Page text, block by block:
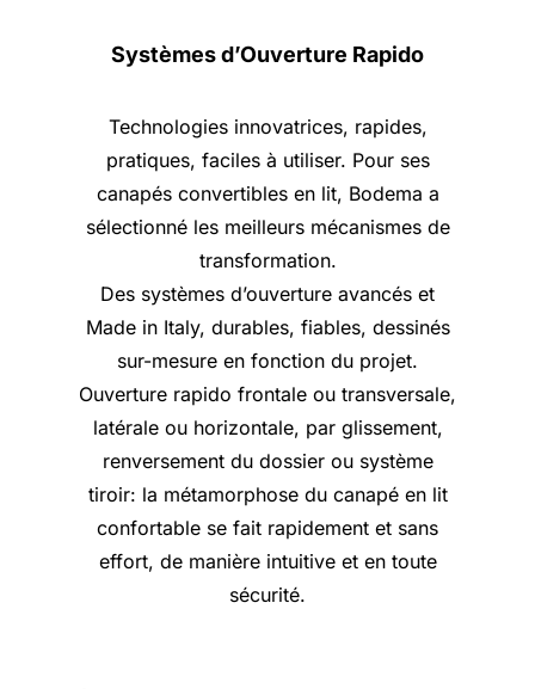
Systèmes d’Ouverture Rapido
Technologies innovatrices, rapides,
pratiques, faciles à utiliser. Pour ses
canapés convertibles en lit, Bodema a
sélectionné les meilleurs mécanismes de
transformation.
Des systèmes d’ouverture avancés et
Made in Italy, durables, fiables, dessinés
sur-mesure en fonction du projet.
Ouverture rapido frontale ou transversale,
latérale ou horizontale, par glissement,
renversement du dossier ou système
tiroir: la métamorphose du canapé en lit
confortable se fait rapidement et sans
effort, de manière intuitive et en toute
sécurité.